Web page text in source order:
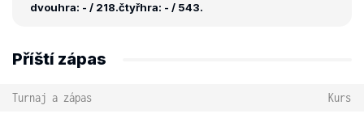
dvouhra: - / 218.čtyřhra: - / 543.
Příští zápas
Turnaj a zápas Kurs